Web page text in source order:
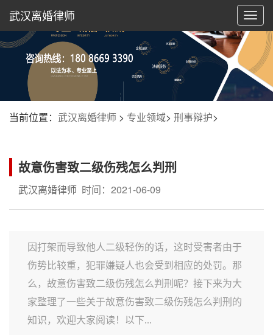
切
换
航
武汉离婚律师
当前位置： 武汉离婚律师 > 专业领域> 刑事辩护>
故意伤害致二级伤残怎么判刑
武汉离婚律师 时间：2021-06-09
因打架而导致他人二级轻伤的话，这时受害者由于
伤势比较重，犯罪嫌疑人也会受到相应的处罚。那
么，故意伤害致二级伤残怎么判刑呢？接下来为大
家整理了一些关于故意伤害致二级伤残怎么判刑的
知识，欢迎大家阅读！以下...